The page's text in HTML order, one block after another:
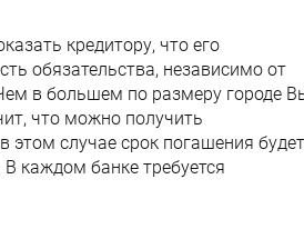
кредитору, что его
обязательства, независимо от
в большем по размеру городе
что можно получить
случае срок погашения будет
каждом банке требуется